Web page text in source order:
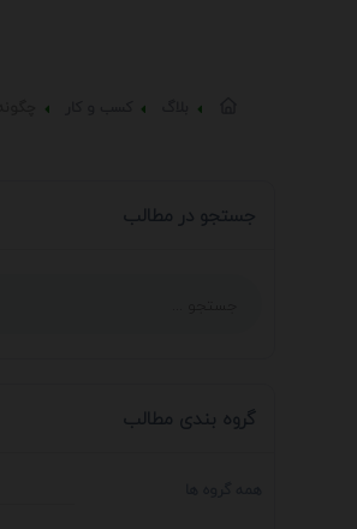
جستجو در مطالب
گروه بندی مطالب